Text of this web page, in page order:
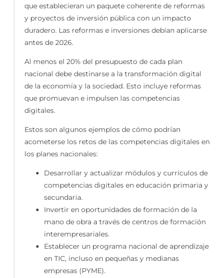
que establecieran un paquete coherente de reformas
y proyectos de inversión pública con un impacto
duradero. Las reformas e inversiones debían aplicarse
antes de 2026.
Al menos el 20% del presupuesto de cada plan
nacional debe destinarse a la transformación digital
de la economía y la sociedad. Esto incluye reformas
que promuevan e impulsen las competencias
digitales.
Estos son algunos ejemplos de cómo podrían
acometerse los retos de las competencias digitales en
los planes nacionales:
Desarrollar y actualizar módulos y currículos de
competencias digitales en educación primaria y
secundaria.
Invertir en oportunidades de formación de la
mano de obra a través de centros de formación
interempresariales.
Establecer un programa nacional de aprendizaje
en TIC, incluso en pequeñas y medianas
empresas (PYME).